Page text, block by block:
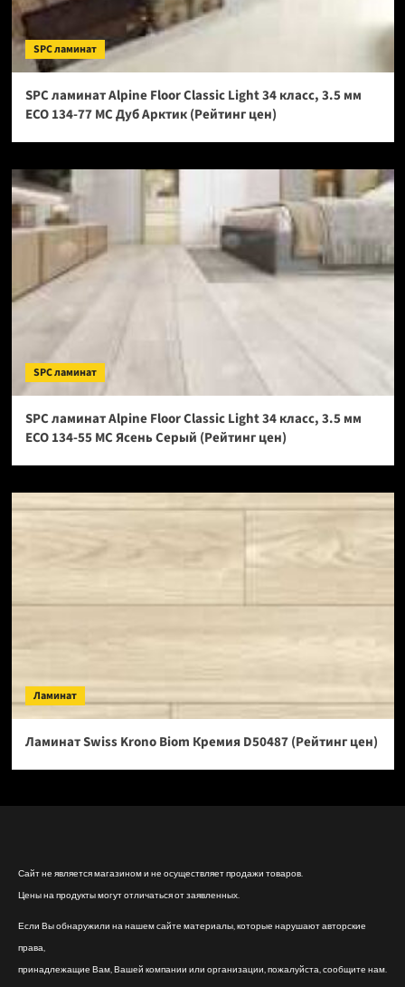
SPC ламинат
SPC ламинат Alpine Floor Classic Light 34 класс, 3.5 мм
ECO 134-77 МС Дуб Арктик (Рейтинг цен)
SPC ламинат
SPC ламинат Alpine Floor Classic Light 34 класс, 3.5 мм
ECO 134-55 МС Ясень Серый (Рейтинг цен)
Ламинат
Ламинат Swiss Krono Biom Кремия D50487 (Рейтинг цен)
Сайт не является магазином и не осуществляет продажи товаров.
Цены на продукты могут отличаться от заявленных.
Если Вы обнаружили на нашем сайте материалы, которые нарушают авторские
права,
принадлежащие Вам, Вашей компании или организации, пожалуйста, сообщите нам.